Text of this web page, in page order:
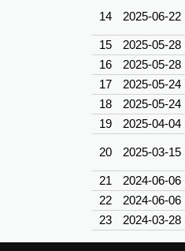
14 2025-06-22
15 2025-05-28
16
2025-05-28
17
2025-05-24
18
2025-05-24
19
2025-04-04
20 2025-03-15
21 2024-06-06
22
2024-06-06
23
2024-03-28